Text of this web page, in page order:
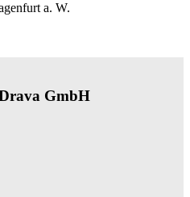
a. W.
GmbH